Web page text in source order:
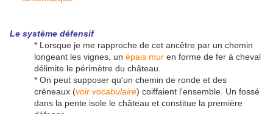
Le système défensif
* Lorsque je me rapproche de cet ancêtre par un chemin
longeant les vignes, un épais mur en forme de fer à cheval
délimite le périmètre du château.
* On peut supposer qu'un chemin de ronde et des
créneaux (voir vocabulaire) coiffaient l'ensemble. Un fossé
dans la pente isole le château et constitue la première